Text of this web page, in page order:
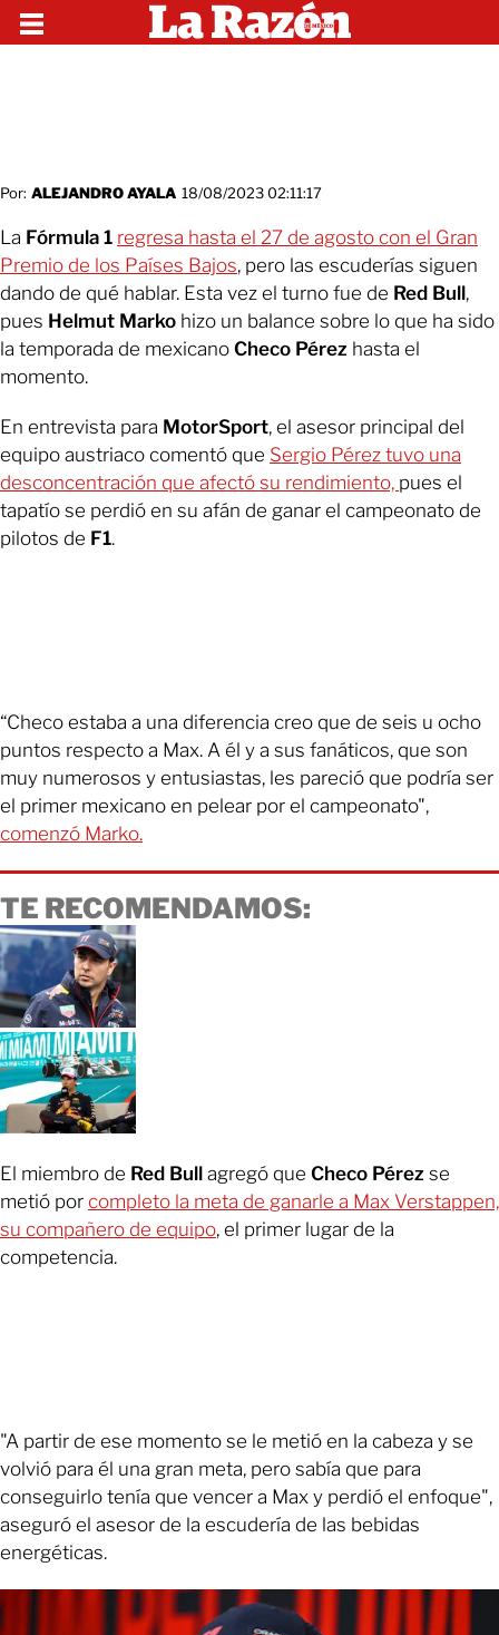
Por: ALEJANDRO AYALA 18/08/2023 02:11:17
La Fórmula 1 regresa hasta el 27 de agosto con el Gran
Premio de los Países Bajos, pero las escuderías siguen
dando de qué hablar. Esta vez el turno fue de Red Bull,
pues Helmut Marko hizo un balance sobre lo que ha sido
la temporada de mexicano Checo Pérez hasta el
momento.
En entrevista para MotorSport, el asesor principal del
equipo austriaco comentó que Sergio Pérez tuvo una
desconcentración que afectó su rendimiento, pues el
tapatío se perdió en su afán de ganar el campeonato de
pilotos de F1.
“Checo estaba a una diferencia creo que de seis u ocho
puntos respecto a Max. A él y a sus fanáticos, que son
muy numerosos y entusiastas, les pareció que podría ser
el primer mexicano en pelear por el campeonato",
comenzó Marko.
TE RECOMENDAMOS:
El miembro de Red Bull agregó que Checo Pérez se
metió por completo la meta de ganarle a Max Verstappen,
su compañero de equipo, el primer lugar de la
competencia.
"A partir de ese momento se le metió en la cabeza y se
volvió para él una gran meta, pero sabía que para
conseguirlo tenía que vencer a Max y perdió el enfoque",
aseguró el asesor de la escudería de las bebidas
energéticas.